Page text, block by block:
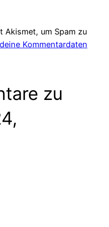
Akismet, um Spam zu
Kommentardaten
zu